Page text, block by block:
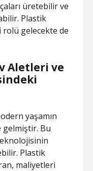
üretebilir ve
Plastik
gelecekte de
Aletleri ve
yaşamın
gelmiştir. Bu
Plastik
maliyetleri